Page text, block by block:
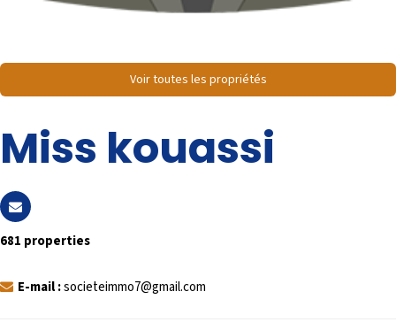
Voir toutes les propriétés
Miss kouassi
681 properties
E-mail :societeimmo7@gmail.com